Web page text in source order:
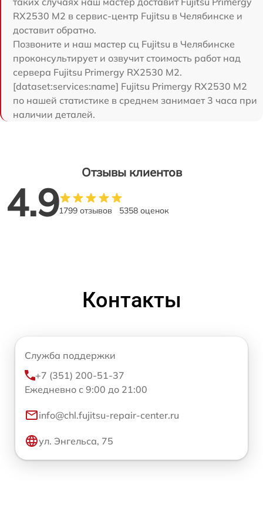
RX2530 M2 в сервис-центр Fujitsu в Челябинске и
доставит обратно.
Позвоните и наш мастер сц Fujitsu в Челябинске
проконсультирует и озвучит стоимость работ над
сервера Fujitsu Primergy RX2530 M2.
[dataset:services:name] Fujitsu Primergy RX2530 M2
по нашей статистике в среднем занимает 3 часа при
наличии деталей.
Отзывы клиентов
4.91799 отзывов 5358 оценок
Контакты
Служба поддержки
+7 (351) 200-51-37
Ежедневно с 9:00 до 21:00
info@chl.fujitsu-repair-center.ru
ул. Энгельса, 75